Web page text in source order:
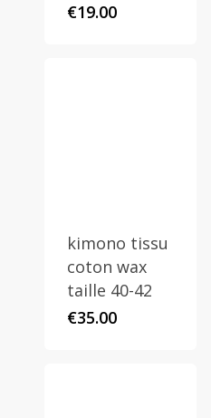
€19.00
kimono tissu
coton wax
taille 40-42
€35.00